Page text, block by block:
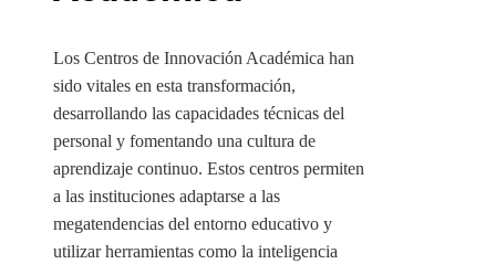
Los Centros de Innovación Académica han
sido vitales en esta transformación,
desarrollando las capacidades técnicas del
personal y fomentando una cultura de
aprendizaje continuo. Estos centros permiten
a las instituciones adaptarse a las
megatendencias del entorno educativo y
utilizar herramientas como la inteligencia